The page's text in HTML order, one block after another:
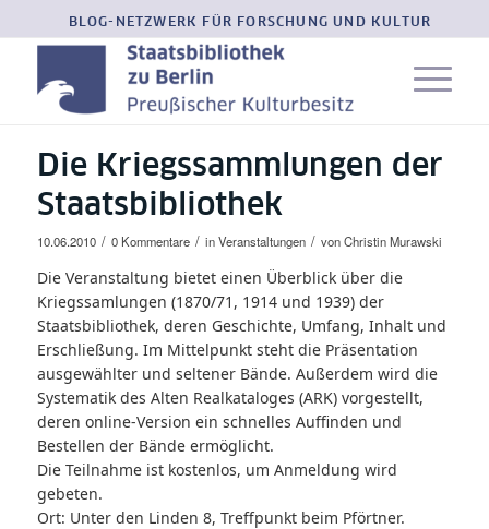
BLOG-NETZWERK FÜR FORSCHUNG UND KULTUR
Die Kriegssammlungen der
Staatsbibliothek
10.06.2010 / 0 Kommentare / inVeranstaltungen / vonChristin Murawski
Die Veranstaltung bietet einen Überblick über die
Kriegssamlungen (1870/71, 1914 und 1939) der
Staatsbibliothek, deren Geschichte, Umfang, Inhalt und
Erschließung. Im Mittelpunkt steht die Präsentation
ausgewählter und seltener Bände. Außerdem wird die
Systematik des Alten Realkataloges (ARK) vorgestellt,
deren online-Version ein schnelles Auffinden und
Bestellen der Bände ermöglicht.
Die Teilnahme ist kostenlos, um Anmeldung wird
gebeten.
Ort: Unter den Linden 8, Treffpunkt beim Pförtner.